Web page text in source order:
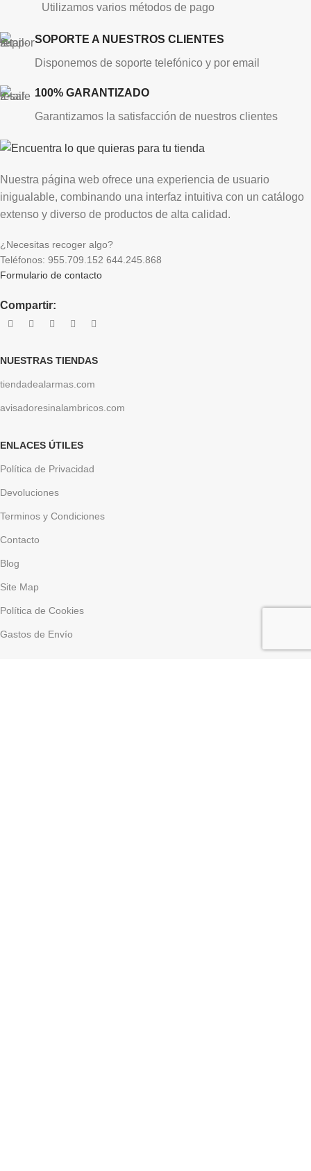
Utilizamos varios métodos de pago
SOPORTE A NUESTROS CLIENTES
Disponemos de soporte telefónico y por email
100% GARANTIZADO
Garantizamos la satisfacción de nuestros clientes
Nuestra página web ofrece una experiencia de usuario
inigualable, combinando una interfaz intuitiva con un catálogo
extenso y diverso de productos de alta calidad.
¿Necesitas recoger algo?
Teléfonos: 955.709.152 644.245.868
Formulario de contacto
Compartir:
NUESTRAS TIENDAS
tiendadealarmas.com
avisadoresinalambricos.com
ENLACES ÚTILES
Política de Privacidad
Devoluciones
Terminos y Condiciones
Contacto
Blog
Site Map
Política de Cookies
Gastos de Envío